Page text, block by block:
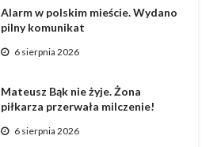
Alarm w polskim mieście. Wydano
pilny komunikat
6 sierpnia 2026
Mateusz Bąk nie żyje. Żona
piłkarza przerwała milczenie!
6 sierpnia 2026